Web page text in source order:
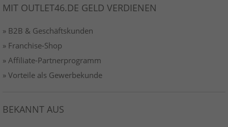
MIT OUTLET46.DE GELD VERDIENEN
» B2B & Geschäftskunden
» Franchise-Shop
» Affiliate-Partnerprogramm
» Vorteile als Gewerbekunde
BEKANNT AUS